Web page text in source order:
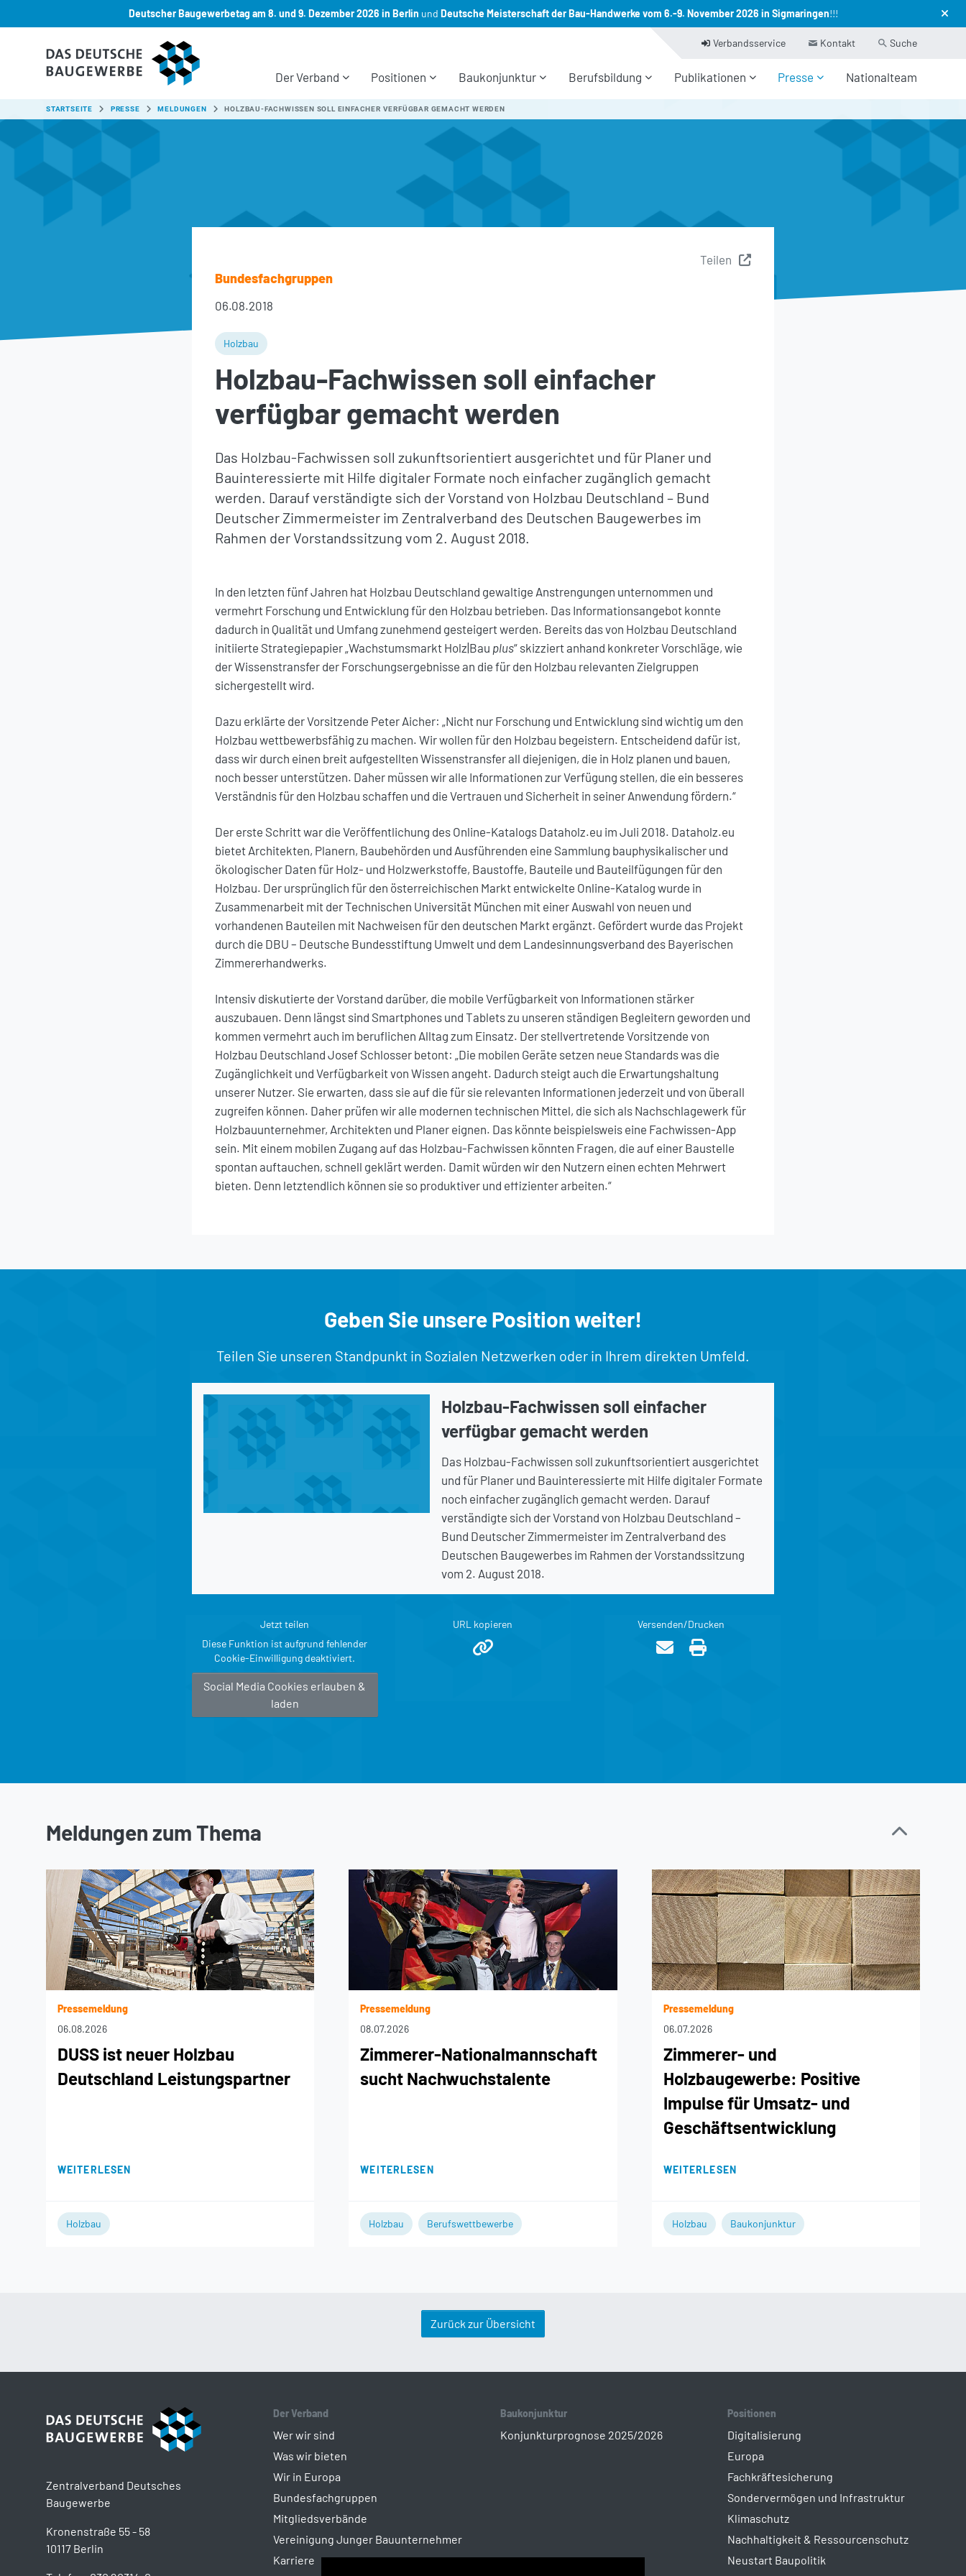
Deutscher Baugewerbetag am 8. und 9. Dezember 2026 in Berlin und Deutsche Meisterschaft der Bau-Handwerke vom 6.-9. November 2026 in Sigmaringen!!!
Der Verband Positionen Baukonjunktur Berufsbildung Publikationen Presse Nationalteam
Verbandsservice Kontakt Suche
SIE SIND HIER:
STARTSEITE PRESSE MELDUNGEN HOLZBAU-FACHWISSEN SOLL EINFACHER VERFÜGBAR GEMACHT WERDEN
Teilen
Bundesfachgruppen
06.08.2018
Holzbau
Holzbau-Fachwissen soll einfacher
verfügbar gemacht werden
Das Holzbau-Fachwissen soll zukunftsorientiert ausgerichtet und für Planer und
Bauinteressierte mit Hilfe digitaler Formate noch einfacher zugänglich gemacht
werden. Darauf verständigte sich der Vorstand von Holzbau Deutschland – Bund
Deutscher Zimmermeister im Zentralverband des Deutschen Baugewerbes im
Rahmen der Vorstandssitzung vom 2. August 2018.
In den letzten fünf Jahren hat Holzbau Deutschland gewaltige Anstrengungen unternommen und
vermehrt Forschung und Entwicklung für den Holzbau betrieben. Das Informationsangebot konnte
dadurch in Qualität und Umfang zunehmend gesteigert werden. Bereits das von Holzbau Deutschland
initiierte Strategiepapier „Wachstumsmarkt Holz|Bau plus“ skizziert anhand konkreter Vorschläge, wie
der Wissenstransfer der Forschungsergebnisse an die für den Holzbau relevanten Zielgruppen
sichergestellt wird.
Dazu erklärte der Vorsitzende Peter Aicher: „Nicht nur Forschung und Entwicklung sind wichtig um den
Holzbau wettbewerbsfähig zu machen. Wir wollen für den Holzbau begeistern. Entscheidend dafür ist,
dass wir durch einen breit aufgestellten Wissenstransfer all diejenigen, die in Holz planen und bauen,
noch besser unterstützen. Daher müssen wir alle Informationen zur Verfügung stellen, die ein besseres
Verständnis für den Holzbau schaffen und die Vertrauen und Sicherheit in seiner Anwendung fördern.“
Der erste Schritt war die Veröffentlichung des Online-Katalogs Dataholz.eu im Juli 2018. Dataholz.eu
bietet Architekten, Planern, Baubehörden und Ausführenden eine Sammlung bauphysikalischer und
ökologischer Daten für Holz- und Holzwerkstoffe, Baustoffe, Bauteile und Bauteilfügungen für den
Holzbau. Der ursprünglich für den österreichischen Markt entwickelte Online-Katalog wurde in
Zusammenarbeit mit der Technischen Universität München mit einer Auswahl von neuen und
vorhandenen Bauteilen mit Nachweisen für den deutschen Markt ergänzt. Gefördert wurde das Projekt
durch die DBU – Deutsche Bundesstiftung Umwelt und dem Landesinnungsverband des Bayerischen
Zimmererhandwerks.
Intensiv diskutierte der Vorstand darüber, die mobile Verfügbarkeit von Informationen stärker
auszubauen. Denn längst sind Smartphones und Tablets zu unseren ständigen Begleitern geworden und
kommen vermehrt auch im beruflichen Alltag zum Einsatz. Der stellvertretende Vorsitzende von
Holzbau Deutschland Josef Schlosser betont: „Die mobilen Geräte setzen neue Standards was die
Zugänglichkeit und Verfügbarkeit von Wissen angeht. Dadurch steigt auch die Erwartungshaltung
unserer Nutzer. Sie erwarten, dass sie auf die für sie relevanten Informationen jederzeit und von überall
zugreifen können. Daher prüfen wir alle modernen technischen Mittel, die sich als Nachschlagewerk für
Holzbauunternehmer, Architekten und Planer eignen. Das könnte beispielsweis eine Fachwissen-App
sein. Mit einem mobilen Zugang auf das Holzbau-Fachwissen könnten Fragen, die auf einer Baustelle
spontan auftauchen, schnell geklärt werden. Damit würden wir den Nutzern einen echten Mehrwert
bieten. Denn letztendlich können sie so produktiver und effizienter arbeiten.“
Geben Sie unsere Position weiter!
Teilen Sie unseren Standpunkt in Sozialen Netzwerken oder in Ihrem direkten Umfeld.
Holzbau-Fachwissen soll einfacher
verfügbar gemacht werden
Das Holzbau-Fachwissen soll zukunftsorientiert ausgerichtet
und für Planer und Bauinteressierte mit Hilfe digitaler Formate
noch einfacher zugänglich gemacht werden. Darauf
verständigte sich der Vorstand von Holzbau Deutschland –
Bund Deutscher Zimmermeister im Zentralverband des
Deutschen Baugewerbes im Rahmen der Vorstandssitzung
vom 2. August 2018.
Jetzt teilen
Diese Funktion ist aufgrund fehlender
Cookie-Einwilligung deaktiviert.
Social Media Cookies erlauben &
laden
URL kopieren Versenden/Drucken
Meldungen zum Thema
Pressemeldung
06.08.2026
DUSS ist neuer Holzbau
Deutschland Leistungspartner
WEITERLESEN
Holzbau
Pressemeldung
08.07.2026
Zimmerer-Nationalmannschaft
sucht Nachwuchstalente
WEITERLESEN
Holzbau Berufswettbewerbe
Pressemeldung
06.07.2026
Zimmerer- und
Holzbaugewerbe: Positive
Impulse für Umsatz- und
Geschäftsentwicklung
WEITERLESEN
Holzbau Baukonjunktur
Zurück zur Übersicht
Zentralverband Deutsches
Baugewerbe
Kronenstraße 55 - 58
10117 Berlin
Der Verband
Wer wir sind
Was wir bieten
Wir in Europa
Bundesfachgruppen
Mitgliedsverbände
Vereinigung Junger Bauunternehmer
Karriere
Baukonjunktur
Konjunkturprognose 2025/2026
Positionen
Digitalisierung
Europa
Fachkräftesicherung
Sondervermögen und Infrastruktur
Klimaschutz
Nachhaltigkeit & Ressourcenschutz
Neustart Baupolitik